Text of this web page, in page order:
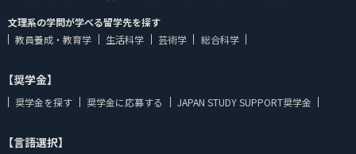
文理系の学問が学べる留学先を探す
教員養成・教育学
生活科学 芸術学 総合科学
【奨学金】
奨学金を探す 奨学金に応募する JAPAN STUDY SUPPORT奨学金
【言語選択】